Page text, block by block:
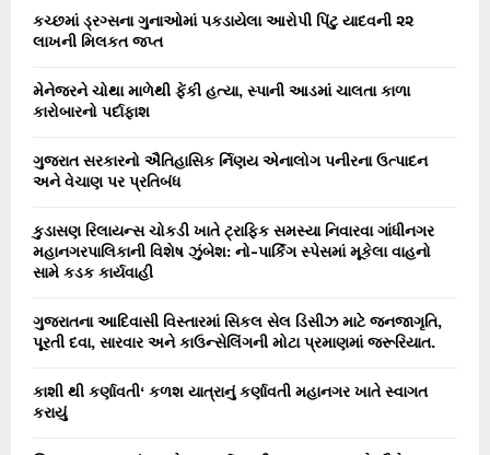
o
r
કચ્છમાં ડ્રગ્સના ગુનાઓમાં પકડાયેલા આરોપી પિંટુ યાદવની ૨૨
લાખની મિલકત જપ્ત
મેનેજરને ચોથા માળેથી ફેંકી હત્યા, સ્પાની આડમાં ચાલતા કાળા
કારોબારનો પર્દાફાશ
ગુજરાત સરકારનો ઐતિહાસિક ર્નિણય એનાલોગ પનીરના ઉત્પાદન
અને વેચાણ પર પ્રતિબંધ
કુડાસણ રિલાયન્સ ચોકડી ખાતે ટ્રાફિક સમસ્યા નિવારવા ગાંધીનગર
મહાનગરપાલિકાની વિશેષ ઝુંબેશ: નો-પાર્કિંગ સ્પેસમાં મૂકેલા વાહનો
સામે કડક કાર્યવાહી
ગુજરાતના આદિવાસી વિસ્તારમાં સિકલ સેલ ડિસીઝ માટે જનજાગૃતિ,
પૂરતી દવા, સારવાર અને કાઉન્સેલિંગની મોટા પ્રમાણમાં જરૂરિયાત.
કાશી થી કર્ણાવતી‘ કળશ યાત્રાનું કર્ણાવતી મહાનગર ખાતે સ્વાગત
કરાયું